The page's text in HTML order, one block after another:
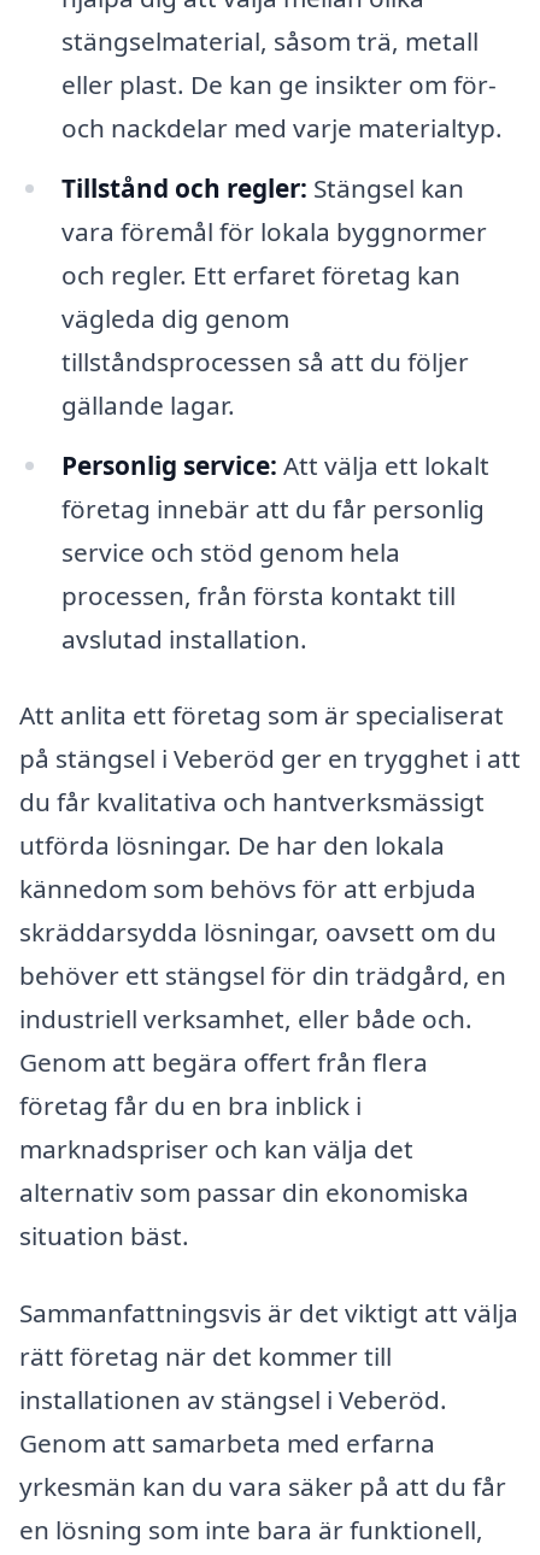
stängselmaterial, såsom trä, metall
eller plast. De kan ge insikter om för-
och nackdelar med varje materialtyp.
Tillstånd och regler: Stängsel kan
vara föremål för lokala byggnormer
och regler. Ett erfaret företag kan
vägleda dig genom
tillståndsprocessen så att du följer
gällande lagar.
Personlig service: Att välja ett lokalt
företag innebär att du får personlig
service och stöd genom hela
processen, från första kontakt till
avslutad installation.
Att anlita ett företag som är specialiserat
på stängsel i Veberöd ger en trygghet i att
du får kvalitativa och hantverksmässigt
utförda lösningar. De har den lokala
kännedom som behövs för att erbjuda
skräddarsydda lösningar, oavsett om du
behöver ett stängsel för din trädgård, en
industriell verksamhet, eller både och.
Genom att begära offert från flera
företag får du en bra inblick i
marknadspriser och kan välja det
alternativ som passar din ekonomiska
situation bäst.
Sammanfattningsvis är det viktigt att välja
rätt företag när det kommer till
installationen av stängsel i Veberöd.
Genom att samarbeta med erfarna
yrkesmän kan du vara säker på att du får
en lösning som inte bara är funktionell,